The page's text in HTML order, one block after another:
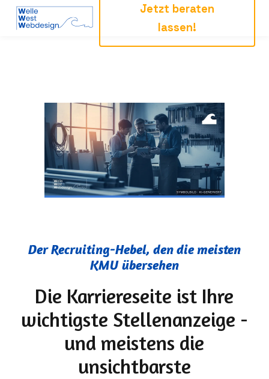
Jetzt beraten
lassen!
Der Recruiting-Hebel, den die meisten
KMU übersehen
Die Karriereseite ist Ihre
wichtigste Stellenanzeige -
und meistens die
unsichtbarste